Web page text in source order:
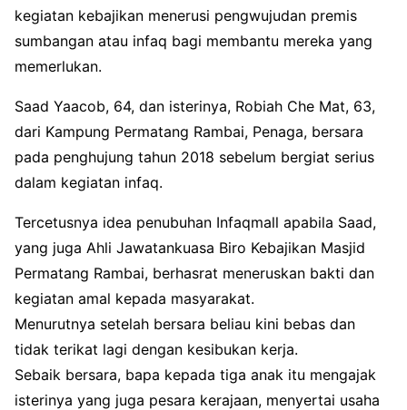
kegiatan kebajikan menerusi pengwujudan premis
sumbangan atau infaq bagi membantu mereka yang
memerlukan.
Saad Yaacob, 64, dan isterinya, Robiah Che Mat, 63,
dari Kampung Permatang Rambai, Penaga, bersara
pada penghujung tahun 2018 sebelum bergiat serius
dalam kegiatan infaq.
Tercetusnya idea penubuhan Infaqmall apabila Saad,
yang juga Ahli Jawatankuasa Biro Kebajikan Masjid
Permatang Rambai, berhasrat meneruskan bakti dan
kegiatan amal kepada masyarakat.
Menurutnya setelah bersara beliau kini bebas dan
tidak terikat lagi dengan kesibukan kerja.
Sebaik bersara, bapa kepada tiga anak itu mengajak
isterinya yang juga pesara kerajaan, menyertai usaha